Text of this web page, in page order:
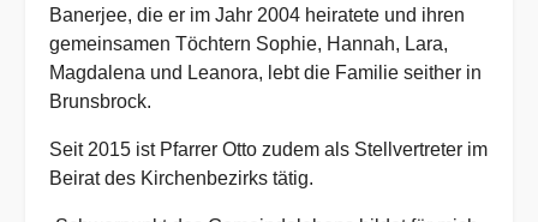
Banerjee, die er im Jahr 2004 heiratete und ihren
gemeinsamen Töchtern Sophie, Hannah, Lara,
Magdalena und Leanora, lebt die Familie seither in
Brunsbrock.
Seit 2015 ist Pfarrer Otto zudem als Stellvertreter im
Beirat des Kirchenbezirks tätig.